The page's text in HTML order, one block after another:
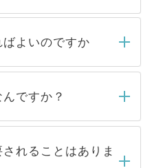
よいのですか
ら、弊社担当者がご
の後メールもしくは
以内にはご連絡をせて
ばらくお待ちくださ
ですか？
取り扱っている求人の
イトからご覧いただ
です。非公開求人は
れることはありま